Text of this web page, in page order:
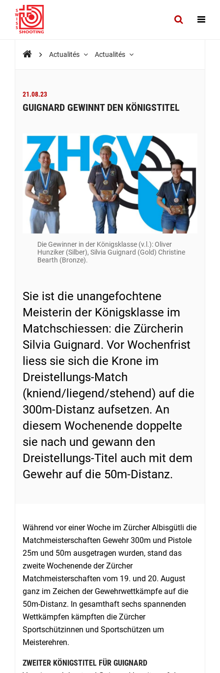
Actualités Actualités
21.08.23
GUIGNARD GEWINNT DEN KÖNIGSTITEL
Die Gewinner in der Königsklasse (v.l.): Oliver
Hunziker (Silber), Silvia Guignard (Gold) Christine
Bearth (Bronze).
Sie ist die unangefochtene
Meisterin der Königsklasse im
Matchschiessen: die Zürcherin
Silvia Guignard. Vor Wochenfrist
liess sie sich die Krone im
Dreistellungs-Match
(kniend/liegend/stehend) auf die
300m-Distanz aufsetzen. An
diesem Wochenende doppelte
sie nach und gewann den
Dreistellungs-Titel auch mit dem
Gewehr auf die 50m-Distanz.
Während vor einer Woche im Zürcher Albisgütli die
Matchmeisterschaften Gewehr 300m und Pistole
25m und 50m ausgetragen wurden, stand das
zweite Wochenende der Zürcher
Matchmeisterschaften vom 19. und 20. August
ganz im Zeichen der Gewehrwettkämpfe auf die
50m-Distanz. In gesamthaft sechs spannenden
Wettkämpfen kämpften die Zürcher
Sportschützinnen und Sportschützen um
Meisterehren.
ZWEITER KÖNIGSTITEL FÜR GUIGNARD